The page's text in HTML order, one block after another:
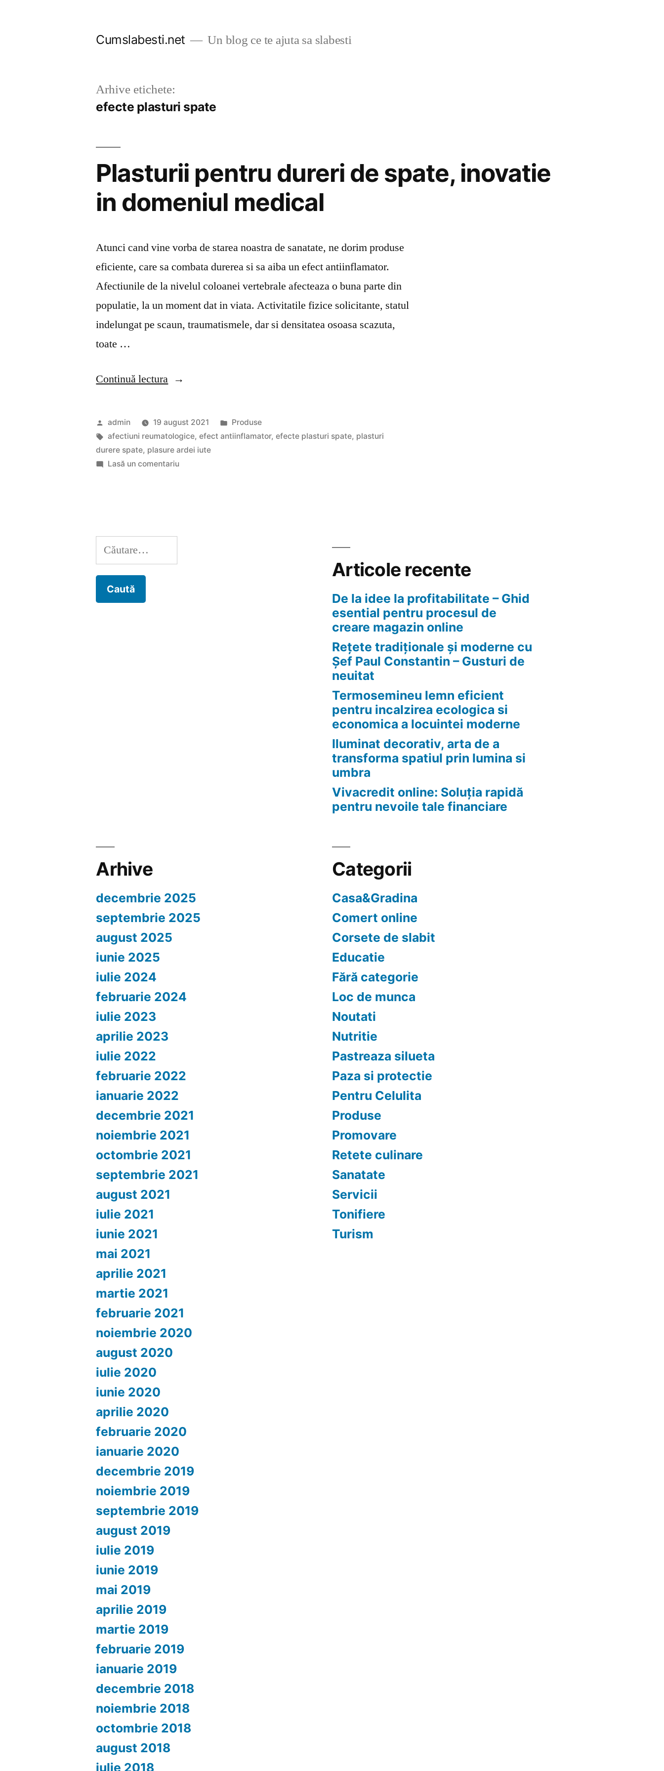
Cumslabesti.net Un blog ce te ajuta sa slabesti
Arhive etichete:
efecte plasturi spate
Plasturii pentru dureri de spate, inovatie
in domeniul medical
Atunci cand vine vorba de starea noastra de sanatate, ne dorim produse
eficiente, care sa combata durerea si sa aiba un efect antiinflamator.
Afectiunile de la nivelul coloanei vertebrale afecteaza o buna parte din
populatie, la un moment dat in viata. Activitatile fizice solicitante, statul
indelungat pe scaun, traumatismele, dar si densitatea osoasa scazuta,
toate …
Continuă lectura„Plasturii
dureri
de
spate,
medical”
Publicat
de
admin 19 august 2021
Publicat
în
Produse
Etichete:
afectiuni reumatologice,efect antiinflamator,efecte plasturi spate, plasturi
durere spate, plasure ardei iute
Lasă un comentariu
Caută
după:
Articole recente
De la idee la profitabilitate – Ghid
esential pentru procesul de
creare magazin online
Rețete tradiționale și moderne cu
Șef Paul Constantin – Gusturi de
neuitat
Termosemineu lemn eficient
pentru incalzirea ecologica si
economica a locuintei moderne
Iluminat decorativ, arta de a
transforma spatiul prin lumina si
umbra
Vivacredit online: Soluția rapidă
pentru nevoile tale financiare
Arhive
decembrie 2025
septembrie 2025
august 2025
iunie 2025
iulie 2024
februarie 2024
iulie 2023
aprilie 2023
iulie 2022
februarie 2022
ianuarie 2022
decembrie 2021
noiembrie 2021
octombrie 2021
septembrie 2021
august 2021
iulie 2021
iunie 2021
mai 2021
aprilie 2021
martie 2021
februarie 2021
noiembrie 2020
august 2020
iulie 2020
iunie 2020
aprilie 2020
februarie 2020
ianuarie 2020
decembrie 2019
noiembrie 2019
septembrie 2019
august 2019
iulie 2019
iunie 2019
mai 2019
aprilie 2019
martie 2019
februarie 2019
ianuarie 2019
decembrie 2018
noiembrie 2018
octombrie 2018
august 2018
iulie 2018
Categorii
Casa&Gradina
Comert online
Corsete de slabit
Educatie
Fără categorie
Loc de munca
Noutati
Nutritie
Pastreaza silueta
Paza si protectie
Pentru Celulita
Produse
Promovare
Retete culinare
Sanatate
Servicii
Tonifiere
Turism